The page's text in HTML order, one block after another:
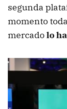
segunda
momento
mercadolo